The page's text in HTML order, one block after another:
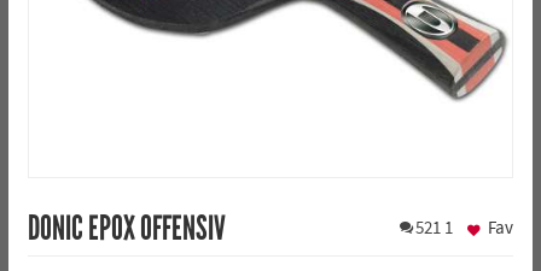
DONIC EPOX OFFENSIV 521 1 Fav